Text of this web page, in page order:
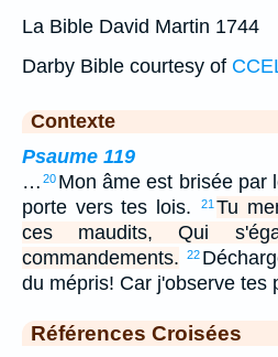
La Bible David Martin 1744
Darby Bible courtesy of
Contexte
Psaume 119
… 20 Mon âme est brisée par
porte vers tes lois.
21Tu
ces maudits, Qui
commandements.
22
du mépris! Car j'observe tes
Références Croisées